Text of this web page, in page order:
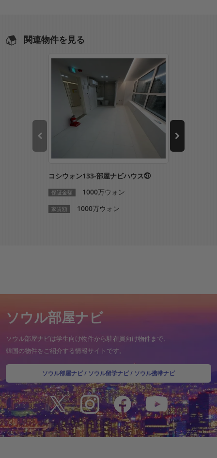
関連物件を見る
コシウォン133-部屋ナビハウス㉗
保証金額 1000万ウォン
家賃額 1000万ウォン
ソウル部屋ナビ
ソウル部屋ナビは学生向け物件から駐在員向け物件まで、
韓国の物件をご紹介する情報サイトです。
ソウル部屋ナビ/ ソウル留学ナビ/ ソウル携帯ナビ